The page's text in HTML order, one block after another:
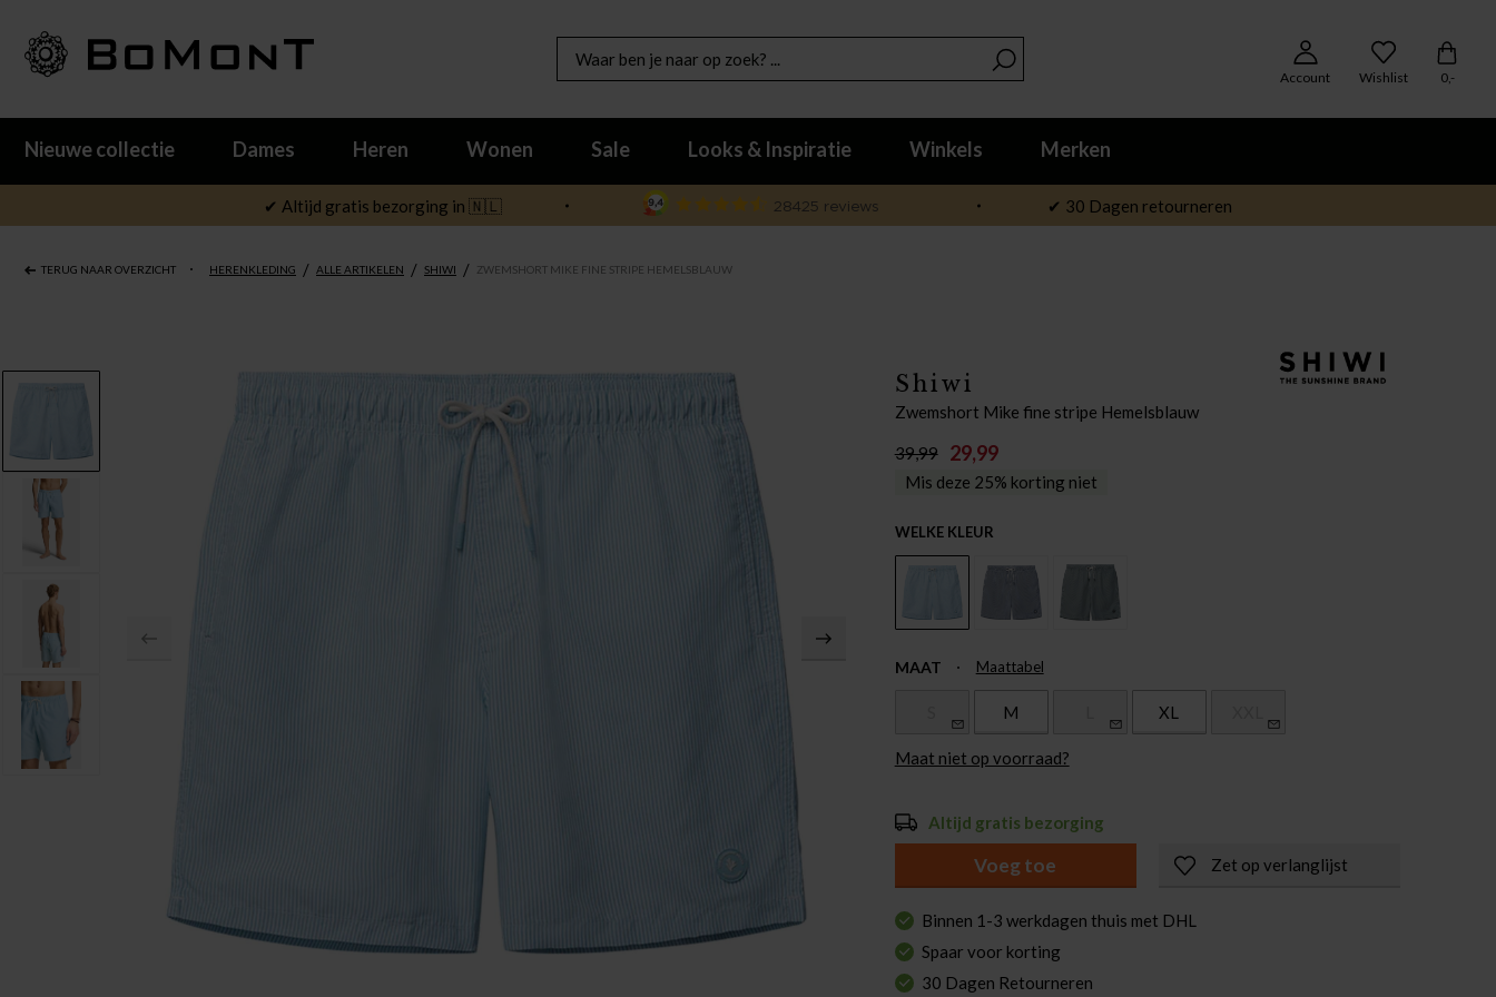
Account Wishlist 0,-
Nieuwe collectie Dames Heren Wonen Sale Looks & Inspiratie Winkels Merken
✔ Altijd gratis bezorging in 🇳🇱 ✔ 30 Dagen retourneren
TERUG NAAR OVERZICHT HERENKLEDING / ALLE ARTIKELEN / SHIWI / ZWEMSHORT MIKE FINE STRIPE HEMELSBLAUW
Shiwi
Zwemshort Mike fine stripe Hemelsblauw
39,99 29,99
Mis deze 25% korting niet
WELKE KLEUR
MAAT Maattabel
M XL
Maat niet op voorraad?
Altijd gratis bezorging
Voeg toe Zet op verlanglijst
Binnen 1-3 werkdagen thuis met DHL
Spaar voor korting
30 Dagen Retourneren